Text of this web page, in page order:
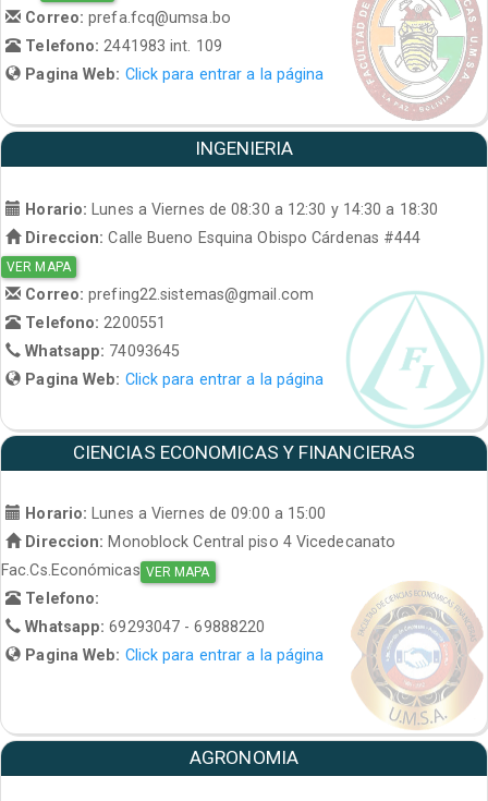
Correo:prefa.fcq@umsa.bo
Telefono:2441983 int. 109
Pagina Web: Click para entrar a la página
INGENIERIA
Horario:
Lunes a Viernes de 08:30 a 12:30 y 14:30 a 18:30
Direccion: Calle Bueno Esquina Obispo Cárdenas #444
VER MAPA
Correo:prefing22.sistemas@gmail.com
Telefono: 2200551
Whatsapp: 74093645
Pagina Web: Click para entrar a la página
CIENCIAS ECONOMICAS Y FINANCIERAS
Horario: Lunes a Viernes de 09:00 a 15:00
Direccion: Monoblock Central piso 4 Vicedecanato
Fac.Cs.Económicas VER MAPA
Telefono:
Whatsapp:69293047 - 69888220
Pagina Web: Click para entrar a la página
AGRONOMIA